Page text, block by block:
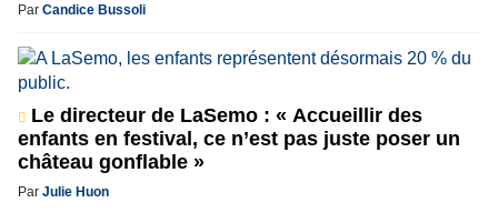
Par Candice Bussoli
Le directeur de LaSemo : « Accueillir des
enfants en festival, ce n’est pas juste poser un
château gonflable »
Par Julie Huon